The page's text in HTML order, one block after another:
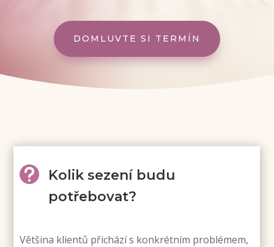
DOMLUVTE SI TERMÍN

Kolik sezení budu
potřebovat?
Většina klientů přichází s konkrétním problémem,